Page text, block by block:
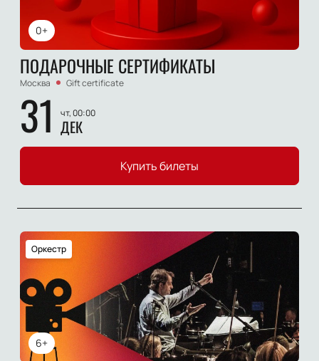
0+
ПОДАРОЧНЫЕ СЕРТИФИКАТЫ
Москва Gift certificate
31 чт, 00:00
ДЕК
Купить билеты
6+
Оркестр